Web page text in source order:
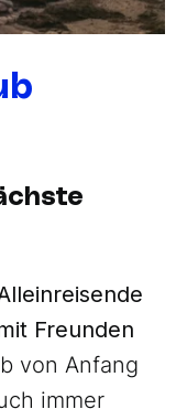
Freunden
von Anfang
immer